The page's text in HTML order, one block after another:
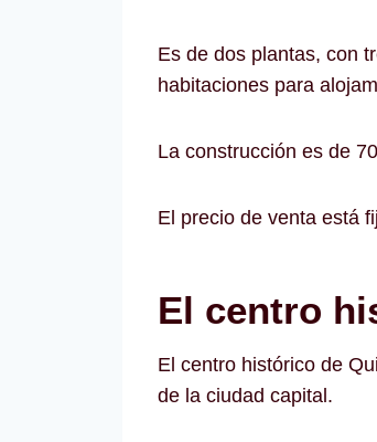
Es de dos plantas, con
habitaciones para
La construcción es de
El precio de venta está
El centro
El centro histórico de
de la ciudad capital.